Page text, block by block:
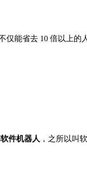
仅能省去 10 倍以上
件机器人 ，之所以叫